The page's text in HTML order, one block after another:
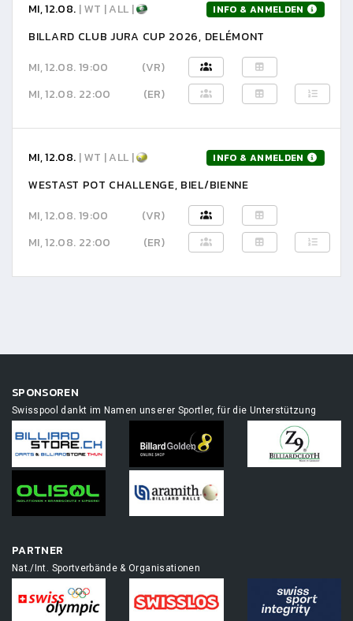
MI, 12.08. | WT | ALL | INFO & ANMELDEN
BILLARD CLUB JURA CUP 2026, DELÉMONT
MI, 12.08. 19:00
(VR)
MI, 12.08. 22:00
(ER)
MI, 12.08. | WT | ALL | INFO & ANMELDEN
WESTAST POT CHALLENGE, BIEL/BIENNE
MI, 12.08. 19:00
(VR)
MI, 12.08. 22:00
(ER)
SPONSOREN
Swisspool dankt im Namen unserer Sportler, für die Unterstützung
PARTNER
Nat./Int. Sportverbände & Organisationen